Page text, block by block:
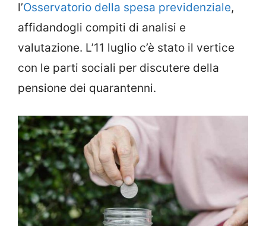
l’Osservatorio della spesa previdenziale,
affidandogli compiti di analisi e
valutazione. L’11 luglio c’è stato il vertice
con le parti sociali per discutere della
pensione dei quarantenni.